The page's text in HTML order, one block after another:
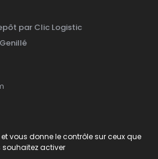
par Clic Logistic
-Site bySmart Impact
vous donne le contrôle sur ceux que
souhaitez activer